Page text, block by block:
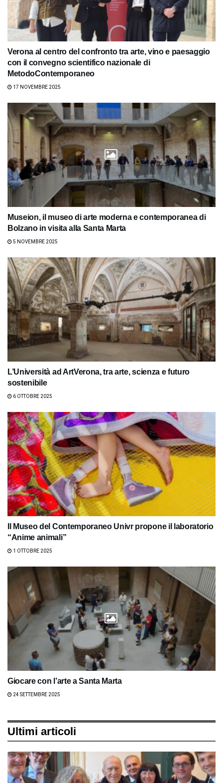
Verona al centro del confronto tra arte, vino e paesaggio
con il convegno scientifico nazionale di
MetodoContemporaneo
17 NOVEMBRE 2025
Museion, il museo di arte moderna e contemporanea di
Bolzano in visita alla Santa Marta
5 NOVEMBRE 2025
L’Università ad ArtVerona, tra arte, scienza e futuro
sostenibile
6 OTTOBRE 2025
Il Museo del Contemporaneo Univr propone il laboratorio
“Anime animali”
1 OTTOBRE 2025
Giocare con l’arte a Santa Marta
24 SETTEMBRE 2025
Ultimi articoli